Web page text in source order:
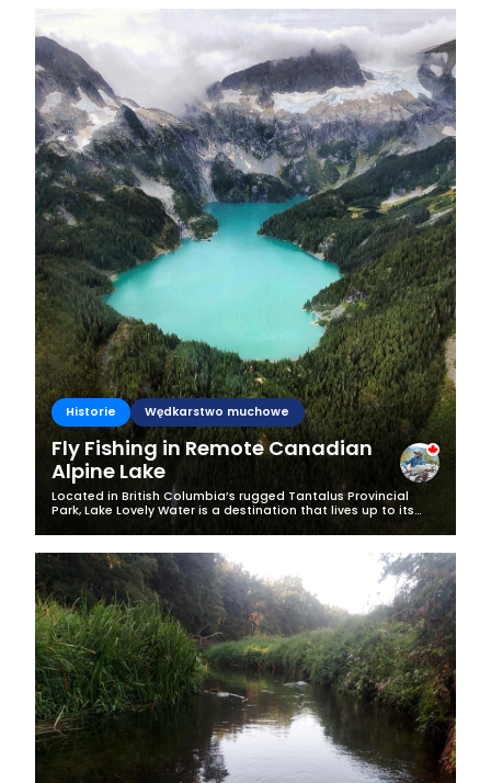
Business
Historie Wędkarstwo muchowe
Fly Fishing in Remote Canadian
Alpine Lake
Located in British Columbia’s rugged Tantalus Provincial
Park, Lake Lovely Water is a destination that lives up to its
name. I've had the privilege of visiting this glacial gem three
times so far,...